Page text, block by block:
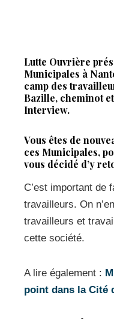
Lutte Ouvrière
Municipales à
camp des
Bazille, cheminot
Interview.
Vous êtes de
ces Municipales,
vous décidé d’y
C’est important de
travailleurs. On
travailleurs et
cette société.
A lire également :
point dans la Cité